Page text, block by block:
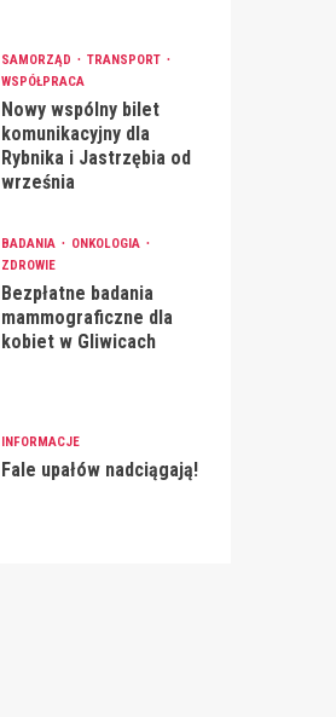
SAMORZĄD
TRANSPORT
WSPÓŁPRACA
Nowy wspólny bilet
komunikacyjny dla
Rybnika i Jastrzębia od
września
BADANIA
ONKOLOGIA
ZDROWIE
Bezpłatne badania
mammograficzne dla
kobiet w Gliwicach
INFORMACJE
Fale upałów nadciągają!